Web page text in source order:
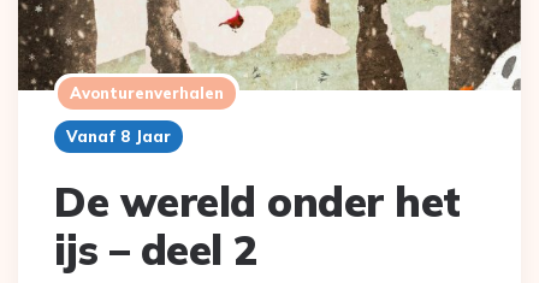
Avonturenverhalen
Vanaf 8 Jaar
De wereld onder het
ijs – deel 2